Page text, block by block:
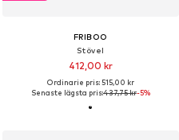
FRIBOO
Stövel
412,00 kr
Ordinarie pris: 515,00 kr
Senaste lägsta pris:437,75 kr-5%